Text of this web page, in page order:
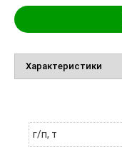
Характеристики
г/п, т